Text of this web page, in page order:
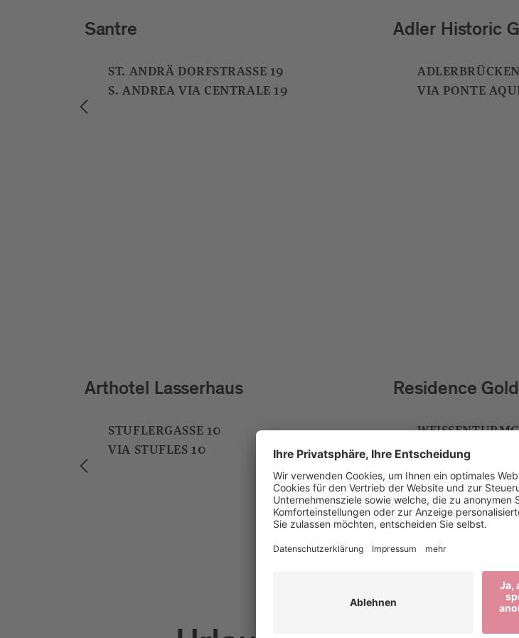
Adler Historic Guesthouse
ADLERBRÜCKENGASSE 9
VIA PONTE AQUILA 9
Absolut Lounge
ALBUINGASSE 1
VIA ALBUINO 1
Residence Goldener Schlüssel
WEISSENTURMGASSE 10
VIA TORRE BIANCA 10
Hotel Krone
STADLGASSE 4
VIA FIENILI 4